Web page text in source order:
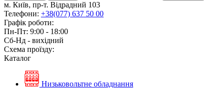
м. Київ, пр-т. Відрадний 103
Телефони: +38(077) 637 50 00
Графік роботи:
Пн-Пт: 9:00 - 18:00
Сб-Нд - вихідний
Схема проїзду:
Каталог
Низьковольтне обладнання